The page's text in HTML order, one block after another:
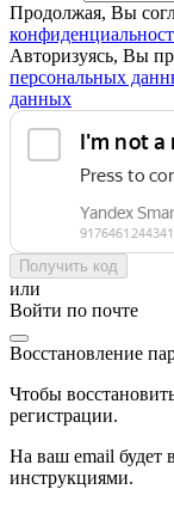
Продолжая, Вы
Авторизуясь, Вы
персональных
данных
Получить код
или
Войти по почте
Восстановление
Чтобы
регистрации.
На ваш email будет
инструкциями.